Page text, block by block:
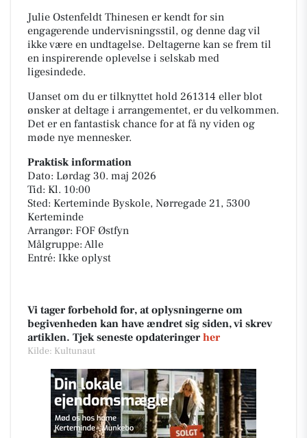
Julie Ostenfeldt Thinesen er kendt for sin
engagerende undervisningsstil, og denne dag vil
ikke være en undtagelse. Deltagerne kan se frem til
en inspirerende oplevelse i selskab med
ligesindede.
Uanset om du er tilknyttet hold 261314 eller blot
ønsker at deltage i arrangementet, er du velkommen.
Det er en fantastisk chance for at få ny viden og
møde nye mennesker.
Praktisk information
Dato: Lørdag 30. maj 2026
Tid: Kl. 10:00
Sted: Kerteminde Byskole, Nørregade 21, 5300
Kerteminde
Arrangør: FOF Østfyn
Målgruppe: Alle
Entré: Ikke oplyst
Vi tager forbehold for, at oplysningerne om
begivenheden kan have ændret sig siden, vi skrev
artiklen. Tjek seneste opdateringer her
Kilde: Kultunaut